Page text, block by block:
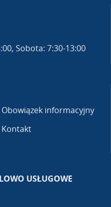
Sobota: 7:30-13:00
Obowiązek informacyjny
Kontakt
USŁUGOWE